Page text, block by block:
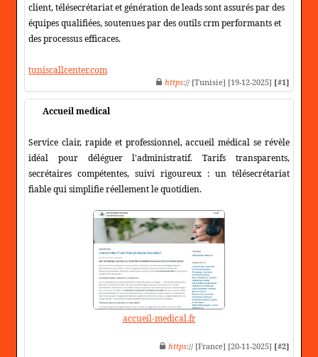
client, télésecrétariat et génération de leads sont assurés par des
équipes qualifiées, soutenues par des outils crm performants et
des processus efficaces.
tuniscallcenter.com
https:// [Tunisie] [19-12-2025] [#1]
Accueil medical
Service clair, rapide et professionnel, accueil médical se révèle
idéal pour déléguer l'administratif. Tarifs transparents,
secrétaires compétentes, suivi rigoureux : un télésecrétariat
fiable qui simplifie réellement le quotidien.
accueil-medical.fr
https:// [France] [20-11-2025] [#2]